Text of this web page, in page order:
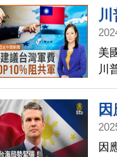
返
給
美
川
避
因